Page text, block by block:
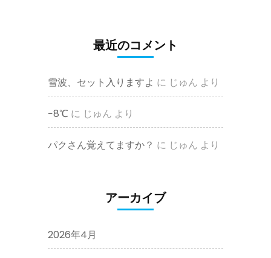
最近のコメント
雪波、セット入りますよ に じゅん より
−8℃ に じゅん より
パクさん覚えてますか？ に じゅん より
アーカイブ
2026年4月